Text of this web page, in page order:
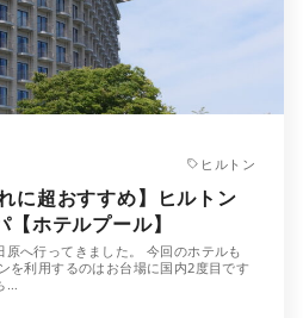
ヒルトン
に超おすすめ】ヒルトン
ホテルプール】
へ行ってきました。 今回のホテルも
を利用するのはお台場に国内2度目です
…